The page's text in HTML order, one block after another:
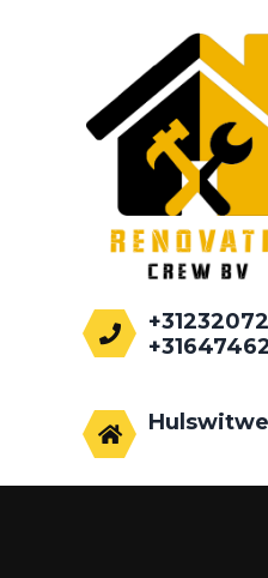
WERKZAAMHEDEN
AANBOUWEN